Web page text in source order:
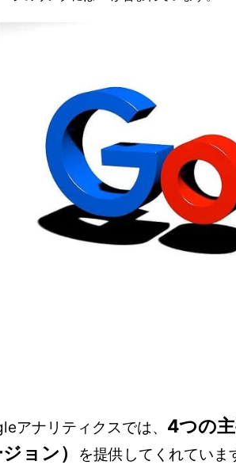
アナリティクスでは、 4つの
ョン）
を提供してくれていま